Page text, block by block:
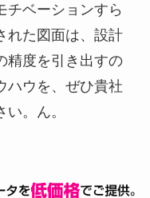
チベーションすら
れた図面は、設計
精度を引き出すの
ハウを、ぜひ貴社
。ん。